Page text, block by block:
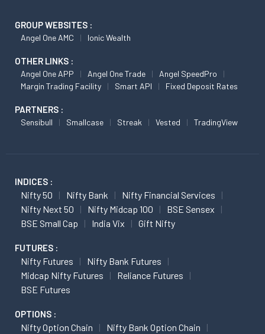
GROUP WEBSITES :
Angel One AMC Ionic Wealth
OTHER LINKS :
Angel One APP Angel One Trade
Angel SpeedPro
Margin Trading Facility
Smart API Fixed Deposit Rates
PARTNERS :
Sensibull Smallcase Streak Vested TradingView
INDICES :
Nifty 50 Nifty Bank
Nifty Financial Services
Nifty Next 50
Nifty Midcap 100
BSE Sensex
BSE Small Cap
India Vix Gift Nifty
FUTURES :
Nifty Futures
Nifty Bank Futures
Midcap Nifty Futures
Reliance Futures
BSE Futures
OPTIONS :
Nifty Option Chain
Nifty Bank Option Chain